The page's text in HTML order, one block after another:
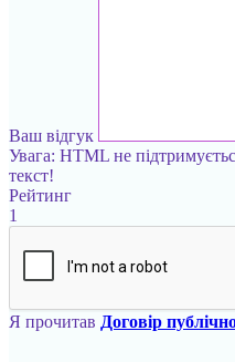
Ваш відгук
Увага: HTML не
текст!
Рейтинг
1
Я прочитав Договір